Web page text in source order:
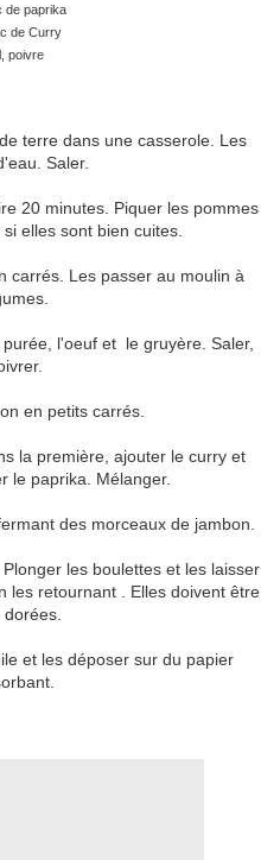
de paprika
de Curry
poivre
terre dans une casserole. Les
Saler.
20 minutes. Piquer les pommes
elles sont bien cuites.
carrés. Les passer au moulin à
l'oeuf et le gruyère. Saler,
en petits carrés.
la première, ajouter le curry et
le paprika. Mélanger.
des morceaux de jambon.
les boulettes et les laisser
les retournant . Elles doivent être
dorées.
et les déposer sur du papier